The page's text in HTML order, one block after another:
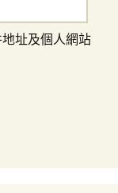
址及個人網站